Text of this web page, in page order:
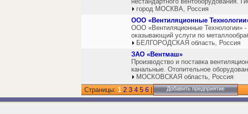
город МОСКВА, Россия
ООО «Вентиляционные
ООО «Вентиляционные Технологии» -
оказывающий услуги по
БЕЛГОРОДСКАЯ область, Россия
ЗАО «Вентмаш»
Производство и поставка
канальные. Отопительное
МОСКОВСКАЯ область, Россия
Страницы: 1 2 3 4 5 6 Добавить предприятие